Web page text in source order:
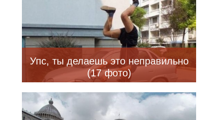
Упс, ты делаешь это неправильно
(17 фото)